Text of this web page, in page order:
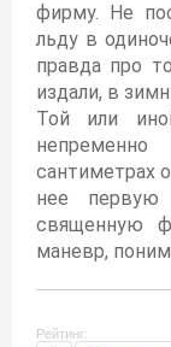
фирму. Не
льду в
правда про
издали, в
Той или
сантиметрах
нее
священную
маневр,
Рейтинг: